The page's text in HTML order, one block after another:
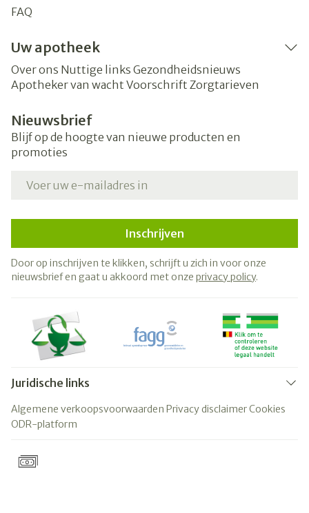
FAQ
Uw apotheek
Over ons Nuttige links Gezondheidsnieuws
Apotheker van wacht Voorschrift Zorgtarieven
Nieuwsbrief
Blijf op de hoogte van nieuwe producten en
promoties
Inschrijven
Door op inschrijven te klikken, schrijft u zich in voor onze
nieuwsbrief en gaat u akkoord met onze privacy policy.
Juridische links
Algemene verkoopsvoorwaarden Privacy disclaimerCookies
ODR-platform